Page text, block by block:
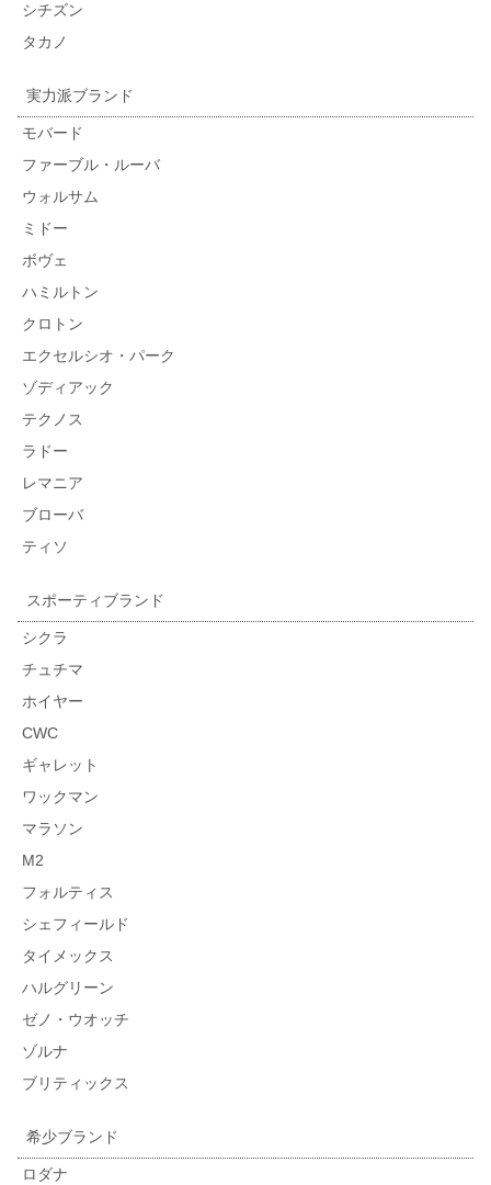
シチズン
タカノ
実力派ブランド
モバード
ファーブル・ルーバ
ウォルサム
ミドー
ボヴェ
ハミルトン
クロトン
エクセルシオ・パーク
ゾディアック
テクノス
ラドー
レマニア
ブローバ
ティソ
スポーティブランド
シクラ
チュチマ
ホイヤー
CWC
ギャレット
ワックマン
マラソン
M2
フォルティス
シェフィールド
タイメックス
ハルグリーン
ゼノ・ウオッチ
ゾルナ
ブリティックス
希少ブランド
ロダナ